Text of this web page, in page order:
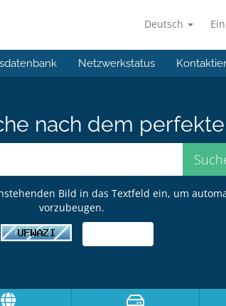
Deutsch
Netzwerkstatus
nach dem
Bild in das Textfeld ein, um
vorzubeugen.